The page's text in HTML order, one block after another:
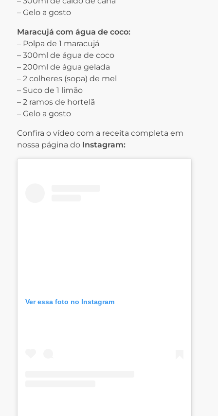
– Gelo a gosto
Maracujá com água de coco:
– Polpa de 1 maracujá
– 300ml de água de coco
– 200ml de água gelada
– 2 colheres (sopa) de mel
– Suco de 1 limão
– 2 ramos de hortelã
– Gelo a gosto
Confira o vídeo com a receita completa em
nossa página do Instagram:
Ver essa foto no Instagram